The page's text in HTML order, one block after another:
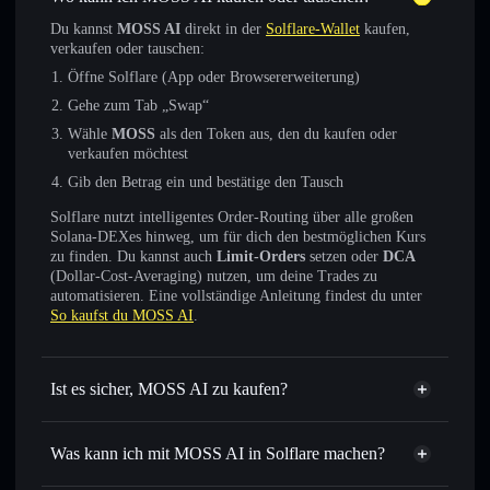
Du kannst MOSS AI direkt in der Solflare-Wallet kaufen,
verkaufen oder tauschen:
Öffne Solflare (App oder Browsererweiterung)
Gehe zum Tab „Swap“
Wähle MOSS als den Token aus, den du kaufen oder
verkaufen möchtest
Gib den Betrag ein und bestätige den Tausch
Solflare nutzt intelligentes Order-Routing über alle großen
Solana-DEXes hinweg, um für dich den bestmöglichen Kurs
zu finden. Du kannst auch Limit-Orders setzen oder DCA
(Dollar-Cost-Averaging) nutzen, um deine Trades zu
automatisieren. Eine vollständige Anleitung findest du unter
So kaufst du MOSS AI.
Ist es sicher, MOSS AI zu kaufen?
MOSS AI verifizierter Token
Was kann ich mit MOSS AI in Solflare machen?
MOSS AI
Solflare-Wallet